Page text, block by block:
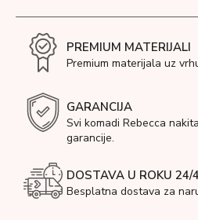
PREMIUM MATERIJALI
Premium materijala uz
GARANCIJA
Svi komadi Rebecca
garancije.
DOSTAVA U ROKU 24/
Besplatna dostava za